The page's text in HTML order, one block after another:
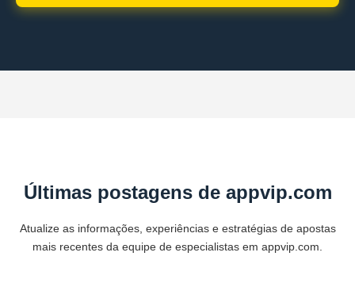
Últimas postagens de appvip.com
Atualize as informações, experiências e estratégias de apostas
mais recentes da equipe de especialistas em appvip.com.